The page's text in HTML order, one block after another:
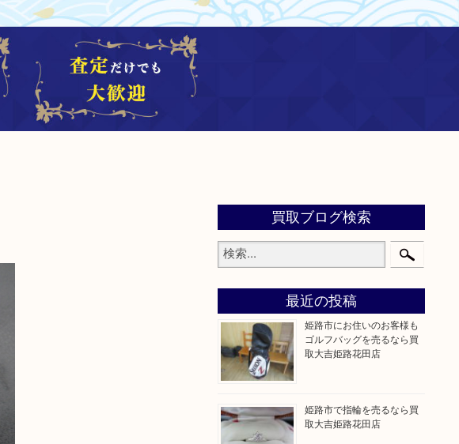
買取ブログ検索
最近の投稿
姫路市にお住いのお客様も
ゴルフバッグを売るなら買
取大吉姫路花田店
姫路市で指輪を売るなら買
取大吉姫路花田店